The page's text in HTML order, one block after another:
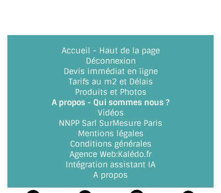
LES FIXATIONS POUR MIROIR
LES PROFILS PAROI DE VERRE
VITRINE EN VERRE
CONNECTEURS ET ASSEMBLAGE DE VERRES
PLATS ET CORNIÈRES
LES CHARNIÈRES DE PORTE EN VERRE
BOUTONS ET POIGNÉES
Accueil - Haut de la page
Déconnexion
Devis immédiat en ligne
Tarifs au m2 et Délais
Produits et Photos
A propos - Qui sommes nous ?
Vidéos
NNPP Sarl SurMesure Paris
Mentions légales
Conditions générales
Agence Web:Kalédo.fr
Intégration assistant IA
A propos